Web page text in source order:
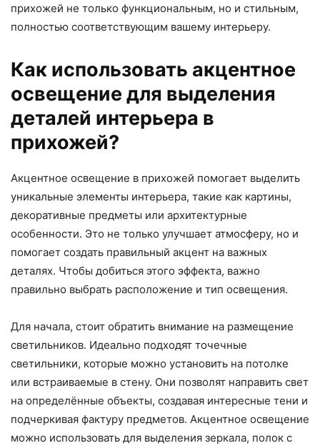
прихожей не только функциональным, но и стильным,
полностью соответствующим вашему интерьеру.
Как использовать акцентное
освещение для выделения
деталей интерьера в
прихожей?
Акцентное освещение в прихожей помогает выделить
уникальные элементы интерьера, такие как картины,
декоративные предметы или архитектурные
особенности. Это не только улучшает атмосферу, но и
помогает создать правильный акцент на важных
деталях. Чтобы добиться этого эффекта, важно
правильно выбрать расположение и тип освещения.
Для начала, стоит обратить внимание на размещение
светильников. Идеально подходят точечные
светильники, которые можно установить на потолке
или встраиваемые в стену. Они позволят направить свет
на определённые объекты, создавая интересные тени и
подчеркивая фактуру предметов. Акцентное освещение
можно использовать для выделения зеркала, полок с